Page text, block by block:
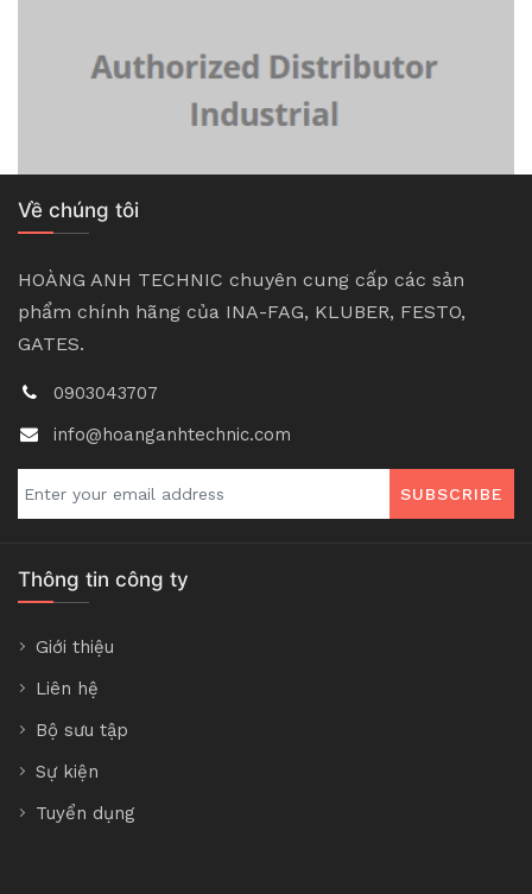
Về chúng tôi
HOÀNG ANH TECHNIC chuyên cung cấp các sản
phẩm chính hãng của INA-FAG, KLUBER, FESTO,
GATES.
0903043707
info@hoanganhtechnic.com
SUBSCRIBE
Thông tin công ty
Giới thiệu
Liên hệ
Bộ sưu tập
Sự kiện
Tuyển dụng